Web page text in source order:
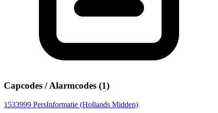
Capcodes / Alarmcodes (1)
1533999 PersInformatie (Hollands Midden)